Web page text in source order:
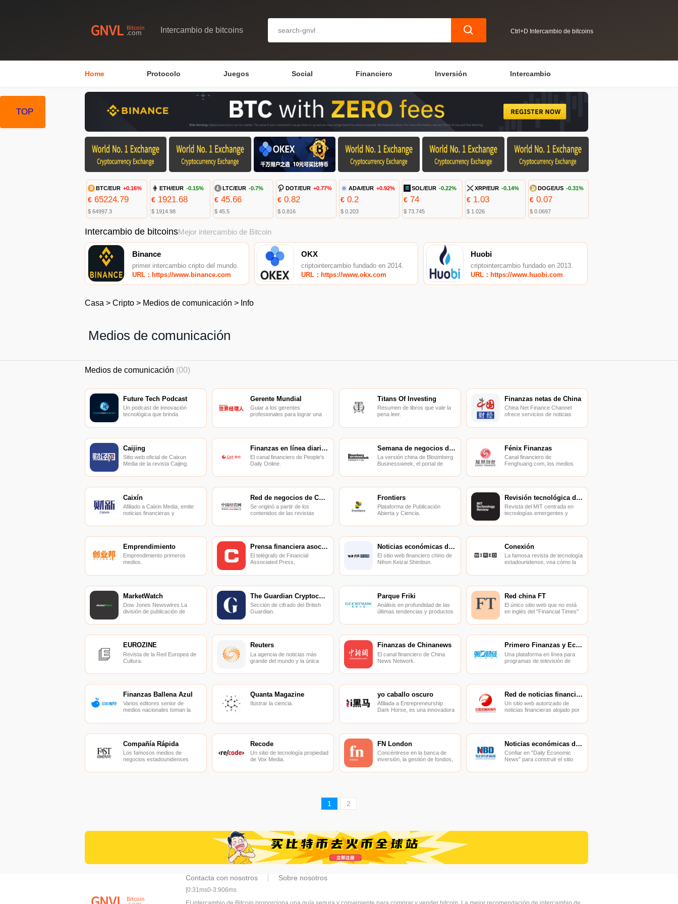
Intercambio de bitcoins Ctrl+D Intercambio de bitcoins
Home Protocolo Juegos Social Financiero Inversión Intercambio
BTC/EUR +0.16%
€ 65224.79
$ 64997.3
ETH/EUR -0.15%
€1921.68
$ 1914.98
LTC/EUR -0.7%
€45.66
$ 45.5
DOT/EUR +0.77%
€0.82
$ 0.816
ADA/EUR +0.92%
€0.2
$ 0.203
SOL/EUR -0.22%
€ 74
$ 73.745
XRP/EUR -0.14%
€ 1.03
$ 1.026
DOGE/US -0.31%
€ 0.07
$ 0.0697
Intercambio de bitcoinsMejor intercambio de Bitcoin
Binance
primer intercambio cripto del mundo.
URL：https://www.binance.com
OKX
criptointercambio fundado en 2014.
URL：https://www.okx.com
Huobi
criptointercambio fundado en 2013.
URL：https://www.huobi.com
Casa > Cripto > Medios de comunicación > Info
Medios de comunicación
TOP
Medios de comunicación (00)
Future Tech Podcast
Un podcast de innovación
tecnológica que brinda
futuras que prometen mejorar
Gerente Mundial
Guiar a los gerentes
profesionales para lograr una
ideas y experiencias de gestión
Titans Of Investing
Resumen de libros que vale la
pena leer.
Finanzas netas de China
China Net Finance Channel
ofrece servicios de noticias
extranjeras.
Caijing
Sitio web oficial de Caixun
Media de la revista Caijing.
Finanzas en línea diarias de la gente
El canal financiero de People's
Daily Online.
Semana de negocios de Bloomberg
La versión china de Bloomberg
Businessweek, el portal de
completo del mundo.
Fénix Finanzas
Canal financiero de
Fenghuang.com, los medios
usuarios.
Caixín
Afiliado a Caixin Media, emite
noticias financieras y
alta calidad en tiempo real
Red de negocios de China
Se originó a partir de los
contenidos de las revistas
"Business School" y "Family
Frontiers
Plataforma de Publicación
Abierta y Ciencia.
Revisión tecnológica del MIT
Revista del MIT centrada en
tecnologías emergentes y
Emprendimiento
Emprendimiento primeros
medios.
Prensa financiera asociada
El telégrafo de Financial
Associated Press,
información del mercado de
Noticias económicas de Japón
El sitio web financiero chino de
Nihon Keizai Shimbun.
Conexión
La famosa revista de tecnología
estadounidense, vea cómo la
MarketWatch
Dow Jones Newswires La
división de publicación de
Group.
The Guardian Cryptocurrencies
Sección de cifrado del British
Guardian.
Parque Friki
Análisis en profundidad de las
últimas tendencias y productos
valor de los productos y las
Red china FT
El único sitio web que no está
en inglés del "Financial Times"
élites empresariales chinas y a
EUROZINE
Revista de la Red Europea de
Cultura.
Reuters
La agencia de noticias más
grande del mundo y la única
Finanzas de Chinanews
El canal financiero de China
News Network.
Primero Finanzas y Economía
Una plataforma en línea para
programas de televisión de
Finanzas Ballena Azul
Varios editores senior de
medios nacionales toman la
información financiera
Quanta Magazine
Ilustrar la ciencia.
yo caballo oscuro
Afiliada a Entrepreneurship
Dark Horse, es una innovadora
que integra formación en
públicas, redes sociales, etc.
Red de noticias financieras de China
Un sitio web autorizado de
noticias financieras alojado por
Compañía Rápida
Los famosos medios de
negocios estadounidenses
empresas más innovadoras del
Recode
Un sitio de tecnología propiedad
de Vox Media.
FN London
Concéntrese en la banca de
inversión, la gestión de fondos,
financiera, la regulación y el
Noticias económicas diarias
Confiar en "Daily Economic
News" para construir el sitio
de China.
1 2
Contacta con nosotros Sobre nosotros
[0:31ms0-3:906ms